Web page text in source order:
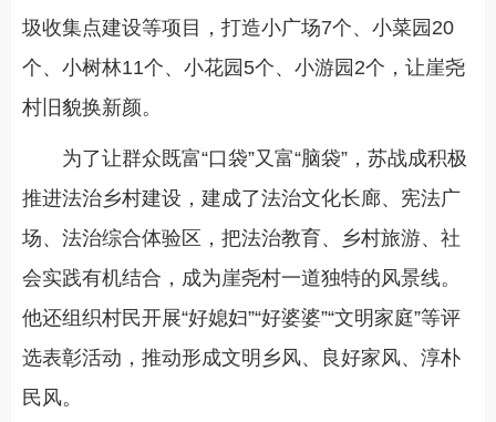
圾收集点建设等项目，打造小广场7个、小菜园20
个、小树林11个、小花园5个、小游园2个，让崖尧
村旧貌换新颜。
为了让群众既富“口袋”又富“脑袋”，苏战成积极
推进法治乡村建设，建成了法治文化长廊、宪法广
场、法治综合体验区，把法治教育、乡村旅游、社
会实践有机结合，成为崖尧村一道独特的风景线。
他还组织村民开展“好媳妇”“好婆婆”“文明家庭”等评
选表彰活动，推动形成文明乡风、良好家风、淳朴
民风。